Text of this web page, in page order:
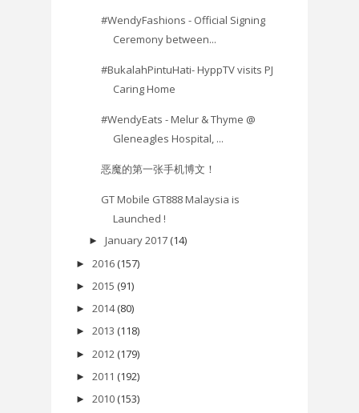
#WendyFashions - Official Signing
Ceremony between...
#BukalahPintuHati- HyppTV visits PJ
Caring Home
#WendyEats - Melur & Thyme @
Gleneagles Hospital, ...
恶魔的第一张手机博文！
GT Mobile GT888 Malaysia is
Launched !
► January 2017 (14)
► 2016 (157)
► 2015 (91)
► 2014 (80)
► 2013 (118)
► 2012 (179)
► 2011 (192)
► 2010 (153)